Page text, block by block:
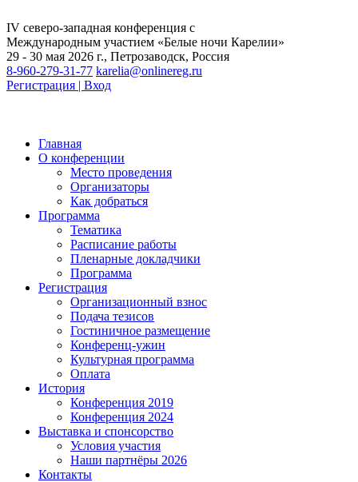
IV северо-западная конференция с
Международным участием «Белые ночи Карелии»
29 - 30 мая 2026 г., Петрозаводск, Россия
8-960-279-31-77 karelia@onlinereg.ru
Регистрация | Вход
Главная
О конференции
Место проведения
Организаторы
Как добраться
Программа
Тематика
Расписание работы
Пленарные докладчики
Программа
Регистрация
Организационный взнос
Подача тезисов
Гостиничное размещение
Конференц-ужин
Культурная программа
Оплата
История
Конференция 2019
Конференция 2024
Выставка и спонсорство
Условия участия
Наши партнёры 2026
Контакты